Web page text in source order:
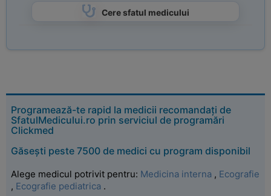
Cere sfatul medicului
Programează-te rapid la medicii recomandați de
SfatulMedicului.ro prin serviciul de programări
Clickmed
Găsești peste 7500 de medici cu program disponibil
Alege medicul potrivit pentru: Medicina interna , Ecografie
, Ecografie pediatrica .